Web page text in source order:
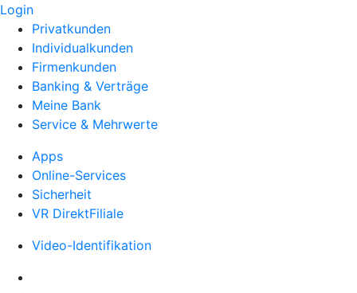
Login
Privatkunden
Individualkunden
Firmenkunden
Banking & Verträge
Meine Bank
Service & Mehrwerte
Apps
Online-Services
Sicherheit
VR DirektFiliale
Video-Identifikation